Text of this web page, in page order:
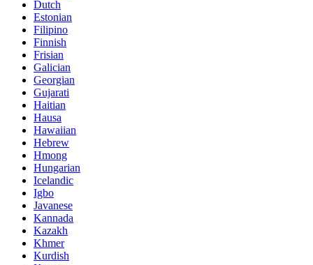
Dutch
Estonian
Filipino
Finnish
Frisian
Galician
Georgian
Gujarati
Haitian
Hausa
Hawaiian
Hebrew
Hmong
Hungarian
Icelandic
Igbo
Javanese
Kannada
Kazakh
Khmer
Kurdish